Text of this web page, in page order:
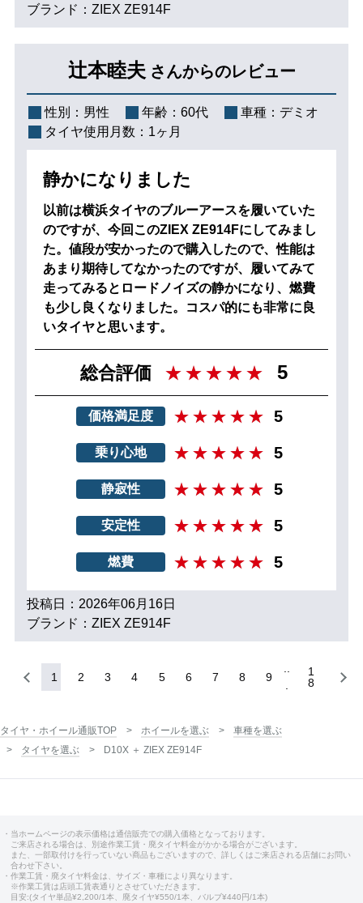
ブランド：ZIEX ZE914F
辻本睦夫 さんからのレビュー
性別： 男性 年齢： 60代 車種： デミオ
タイヤ使用月数： 1ヶ月
静かになりました
以前は横浜タイヤのブルーアースを履いていた
のですが、今回このZIEX ZE914Fにしてみまし
た。値段が安かったので購入したので、性能は
あまり期待してなかったのですが、履いてみて
走ってみるとロードノイズの静かになり、燃費
も少し良くなりました。コスパ的にも非常に良
いタイヤと思います。
総合評価 5
価格満足度 5
乗り心地 5
静寂性 5
安定性 5
燃費 5
投稿日：2026年06月16日
ブランド：ZIEX ZE914F
1 2 3 4 5 6 7 8 9
1
8
タイヤ・ホイール通販TOP ホイールを選ぶ
車種を選ぶ
タイヤを選ぶ
D10X ＋ ZIEX ZE914F
・当ホームページの表示価格は通信販売での購入価格となっております。
ご来店される場合は、別途作業工賃・廃タイヤ料金がかかる場合がございます。
また、一部取付けを行っていない商品もございますので、詳しくはご来店される店舗にお問い
合わせ下さい。
・作業工賃・廃タイヤ料金は、サイズ・車種により異なります。
※作業工賃は店頭工賃表通りとさせていただきます。
目安:(タイヤ単品¥2,200/1本、廃タイヤ¥550/1本、バルブ¥440円/1本)